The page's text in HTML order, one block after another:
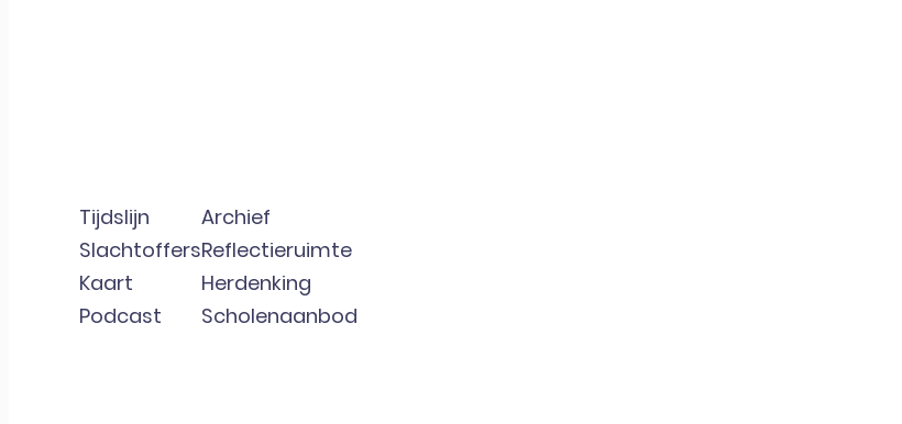
Tijdslijn
Slachtoffers
Kaart
Podcast
Archief
Reflectieruimte
Herdenking
Scholenaanbod